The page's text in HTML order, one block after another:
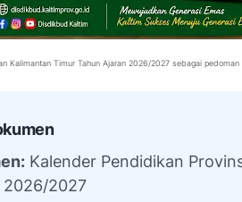
Kalimantan Timur Tahun Ajaran 2026/2027 sebagai pedoman
Kalender Pendidikan
2026/2027